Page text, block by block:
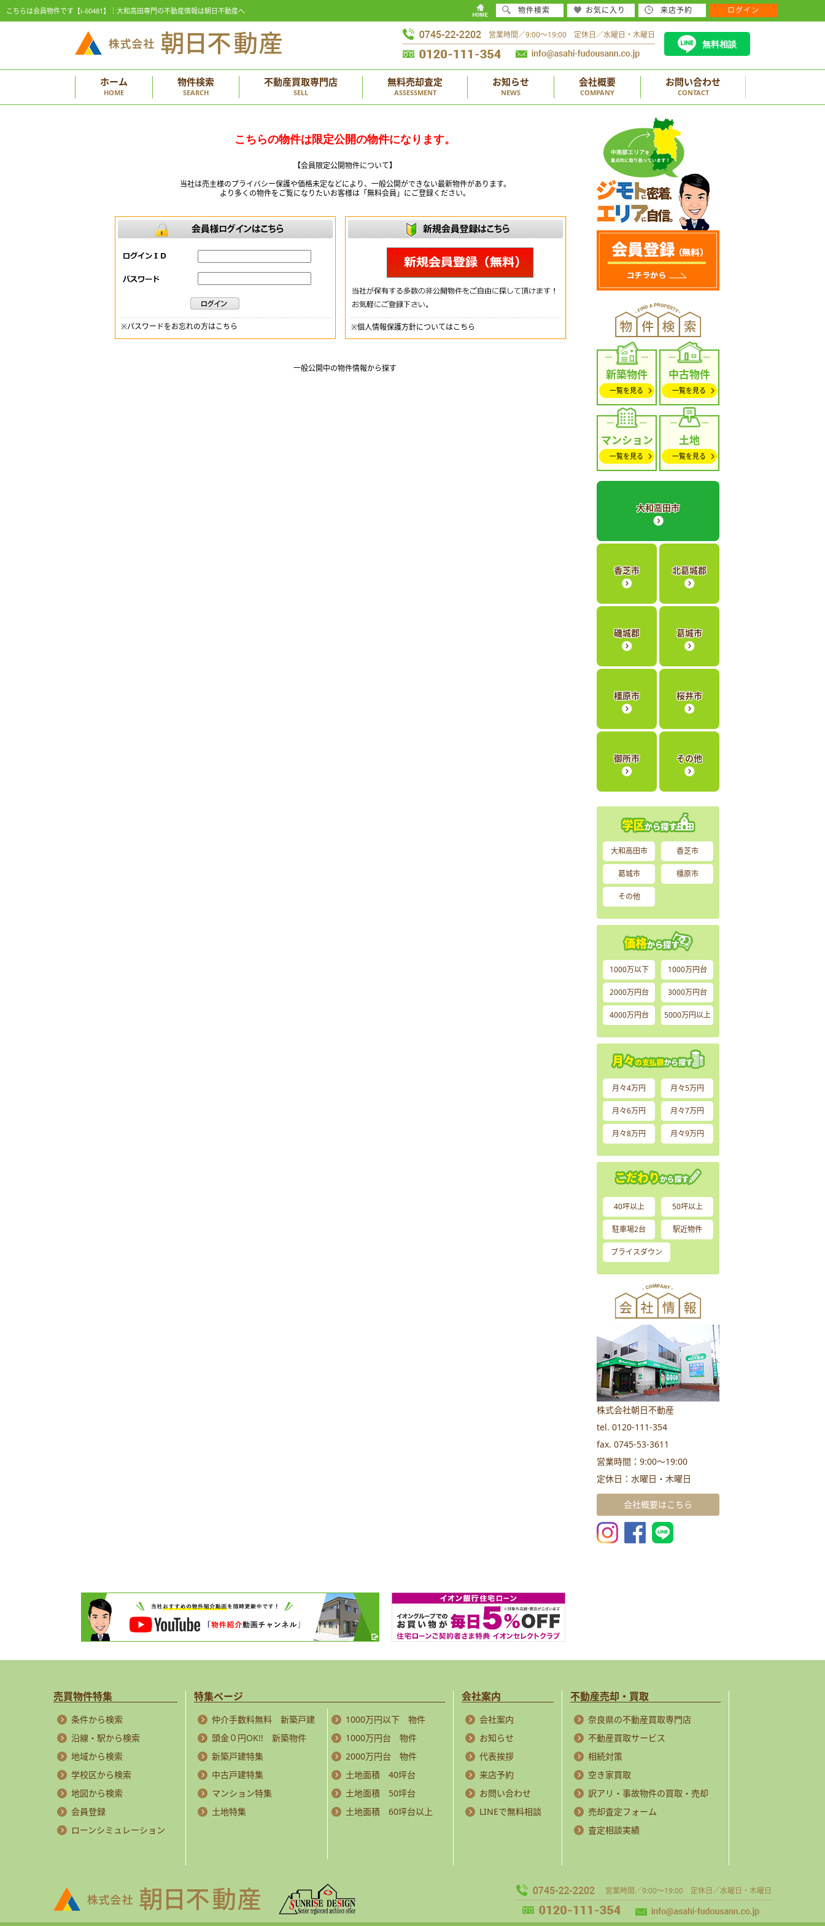
こちらは会員物件です【i-60481】｜大和高田専門の不動産情報は朝日不動産へ
営業時間／9:00～19:00 定休日／水曜日・木曜日
無料相談
ホーム
HOME
物件検索
SEARCH
不動産買取専門店
SELL
無料売却査定
ASSESSMENT
お知らせ
NEWS
会社概要
COMPANY
お問い合わせ
CONTACT
こちらの物件は限定公開の物件になります。
【会員限定公開物件について】
当社は売主様のプライバシー保護や価格未定などにより、一般公開ができない最新物件があります。
より多くの物件をご覧になりたいお客様は「無料会員」にご登録ください。
※パスワードをお忘れの方はこちら ※個人情報保護方針についてはこちら
一般公開中の物件情報から探す 新築物件
一覧を見る
中古物件
一覧を見る
マンション
一覧を見る
土地
一覧を見る
大和高田市
香芝市 北葛城郡
磯城郡 葛城市
橿原市 桜井市
御所市 その他
大和高田市 香芝市
葛城市 橿原市
その他
1000万以下 1000万円台
2000万円台 3000万円台
4000万円台 5000万円以上
月々4万円 月々5万円
月々6万円 月々7万円
月々8万円 月々9万円
40坪以上 50坪以上
駐車場2台 駅近物件
プライスダウン
株式会社朝日不動産
tel. 0120-111-354
fax. 0745-53-3611
営業時間：9:00～19:00
定休日：水曜日・木曜日
会社概要はこちら
売買物件特集
条件から検索
沿線・駅から検索
地域から検索
学校区から検索
地図から検索
会員登録
ローンシミュレーション
特集ページ
仲介手数料無料 新築戸建
頭金０円OK!! 新築物件
新築戸建特集
中古戸建特集
マンション特集
土地特集
1000万円以下 物件
1000万円台 物件
2000万円台 物件
土地面積 40坪台
土地面積 50坪台
土地面積 60坪台以上
会社案内
会社案内
お知らせ
代表挨拶
来店予約
お問い合わせ
LINEで無料相談
不動産売却・買取
奈良県の不動産買取専門店
不動産買取サービス
相続対策
空き家買取
訳アリ・事故物件の買取・売却
売却査定フォーム
査定相談実績
営業時間／9:00～19:00 定休日／水曜日・木曜日
物件検索 お気に入り 来店予約 ログイン